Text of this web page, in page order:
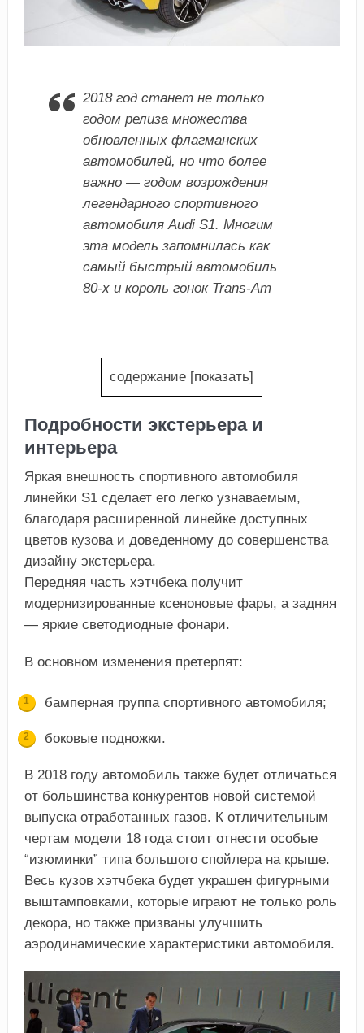
2018 год станет не только
годом релиза множества
обновленных флагманских
автомобилей, но что более
важно — годом возрождения
легендарного спортивного
автомобиля Audi S1. Многим
эта модель запомнилась как
самый быстрый автомобиль
80-х и король гонок Trans-Am
содержание [показать]
Подробности экстерьера и
интерьера
Яркая внешность спортивного автомобиля
линейки S1 сделает его легко узнаваемым,
благодаря расширенной линейке доступных
цветов кузова и доведенному до совершенства
дизайну экстерьера.
Передняя часть хэтчбека получит
модернизированные ксеноновые фары, а задняя
— яркие светодиодные фонари.
В основном изменения претерпят:
бамперная группа спортивного автомобиля;
боковые подножки.
В 2018 году автомобиль также будет отличаться
от большинства конкурентов новой системой
выпуска отработанных газов. К отличительным
чертам модели 18 года стоит отнести особые
“изюминки” типа большого спойлера на крыше.
Весь кузов хэтчбека будет украшен фигурными
выштамповками, которые играют не только роль
декора, но также призваны улучшить
аэродинамические характеристики автомобиля.